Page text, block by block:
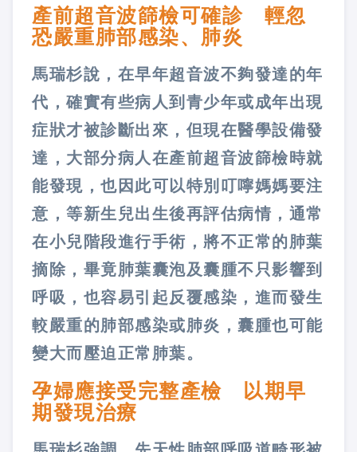
產前超音波篩檢可確診 輕忽
恐嚴重肺部感染、肺炎
馬瑞杉說，在早年超音波不夠發達的年
代，確實有些病人到青少年或成年出現
症狀才被診斷出來，但現在醫學設備發
達，大部分病人在產前超音波篩檢時就
能發現，也因此可以特別叮嚀媽媽要注
意，等新生兒出生後再評估病情，通常
在小兒階段進行手術，將不正常的肺葉
摘除，畢竟肺葉囊泡及囊腫不只影響到
呼吸，也容易引起反覆感染，進而發生
較嚴重的肺部感染或肺炎，囊腫也可能
變大而壓迫正常肺葉。
孕婦應接受完整產檢 以期早
期發現治療